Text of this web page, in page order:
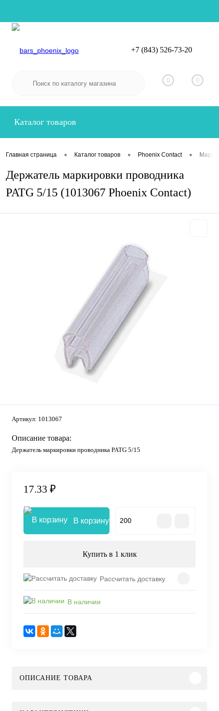
Вход
+7 (843) 526-73-20
0 0
Каталог товаров
Главная страница • Каталог товаров • Phoenix Contact •
Держатель маркировки проводника
PATG 5/15 (1013067 Phoenix Contact)
Артикул: 1013067
Описание товара:
Держатель маркировки проводника PATG 5/15
17.33 ₽
В корзину
Купить в 1 клик
Рассчитать доставку
В наличии
ОПИСАНИЕ ТОВАРА